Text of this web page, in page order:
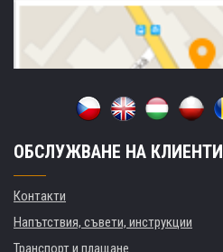
ОБСЛУЖВАНЕ НА КЛИЕНТИ
Контакти
Напътствия, съвети, инструкции
Транспорт и плащане